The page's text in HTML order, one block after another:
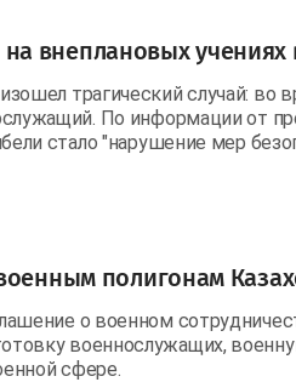
внеплановых учениях
трагический случай: во
По информации от
стало "нарушение мер
полигонам
о военном
военнослужащих,
сфере.